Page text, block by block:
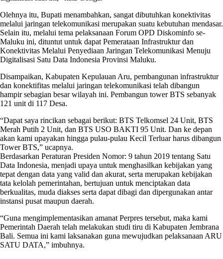
Olehnya itu, Bupati menambahkan, sangat dibutuhkan konektivitas
melalui jaringan telekomunikasi merupakan suatu kebutuhan mendasar.
Selain itu, melalui tema pelaksanaan Forum OPD Diskominfo se-
Maluku ini, dituntut untuk dapat Pemerataan Infrastruktur dan
Konektivitas Melalui Penyediaan Jaringan Telekomunikasi Menuju
Digitalisasi Satu Data Indonesia Provinsi Maluku.
Disampaikan, Kabupaten Kepulauan Aru, pembangunan infrastruktur
dan konektifitas melalui jaringan telekomunikasi telah dibangun
hampir sebagian besar wilayah ini. Pembangun tower BTS sebanyak
121 unit di 117 Desa.
“Dapat saya rincikan sebagai berikut: BTS Telkomsel 24 Unit, BTS
Merah Putih 2 Unit, dan BTS USO BAKTI 95 Unit. Dan ke depan
akan kami upayakan hingga pulau-pulau Kecil Terluar harus dibangun
Tower BTS,” ucapnya.
Berdasarkan Peraturan Presiden Nomor: 9 tahun 2019 tentang Satu
Data Indonesia, menjadi upaya untuk menghasilkan kebijakan yang
tepat dengan data yang valid dan akurat, serta merupakan kebijakan
tata kelolah pemerintahan, bertujuan untuk menciptakan data
berkualitas, muda diakses serta dapat dibagi dan dipergunakan antar
instansi pusat maupun daerah.
“Guna mengimplementasikan amanat Perpres tersebut, maka kami
Pemerintah Daerah telah melakukan studi tiru di Kabupaten Jembrana
Bali. Semua ini kami laksanakan guna mewujudkan pelaksanaan ARU
SATU DATA,” imbuhnya.